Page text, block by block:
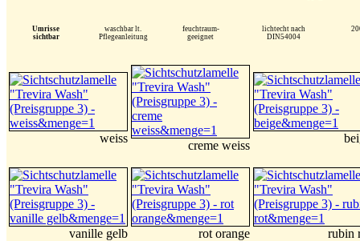
Umrisse
sichtbar
waschbar lt.
Pflegeanleitung
feuchtraum-
geeignet
lichtecht nach
DIN54004
weiss
creme weiss
vanille gelb rot orange rubin